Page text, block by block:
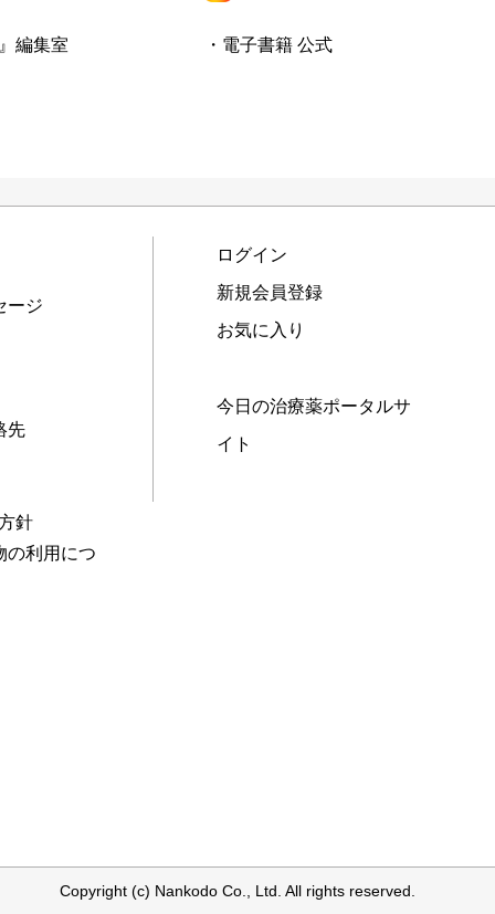
編集室 ・電子書籍 公式
ージ
先
針
の利用につ
ログイン
新規会員登録
お気に入り
今日の治療薬ポータルサ
イト
Copyright (c) Nankodo Co., Ltd. All rights reserved.